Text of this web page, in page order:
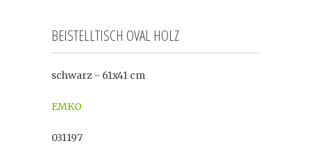
BEISTELLTISCH OVAL HOLZ
schwarz - 61x41 cm
EMKO
031197